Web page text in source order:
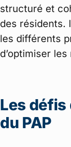
structuré et
des résidents.
les différents
d’optimiser
Les défis
du PAP